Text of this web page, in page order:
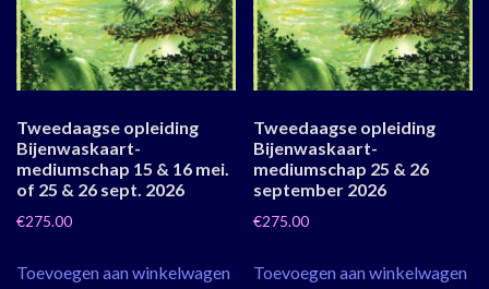
Tweedaagse opleiding
Bijenwaskaart-
mediumschap 15 & 16 mei.
of 25 & 26 sept. 2026
€275.00
Toevoegen aan winkelwagen
Tweedaagse opleiding
Bijenwaskaart-
mediumschap 25 & 26
september 2026
€275.00
Toevoegen aan winkelwagen